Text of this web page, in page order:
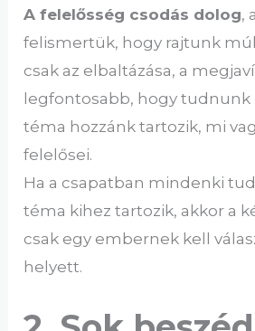
A felelősség csodás dolog,
felismertük, hogy rajtunk
csak az elbaltázása, a
legfontosabb, hogy tudnunk
téma hozzánk tartozik, mi
felelősei.
Ha a csapatban mindenki
téma kihez tartozik, akkor a
csak egy embernek kell
helyett.